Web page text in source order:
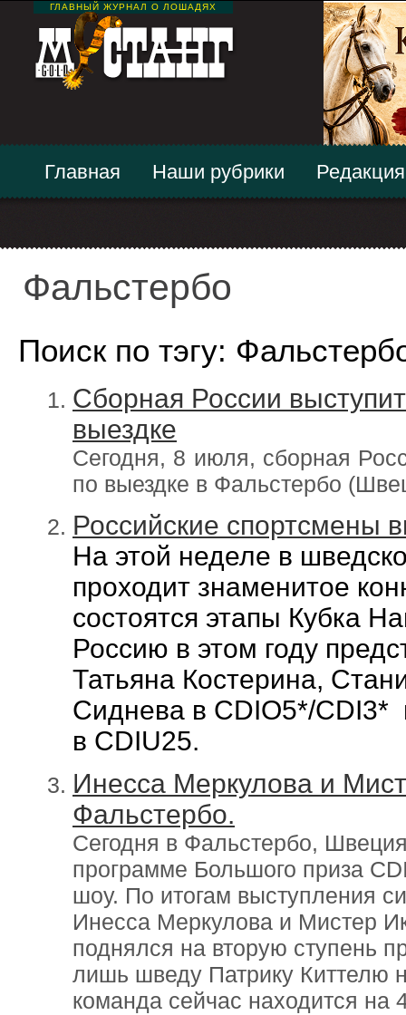
ГЛАВНЫЙ ЖУРНАЛ О ЛОШАДЯХ
Главная Наши рубрики Редакция
Фальстербо
Поиск по тэгу:
Сборная России
выездке
Сегодня, 8 июля, сборная
по выездке в Фальстербо
Российские спортсмены
На этой неделе в
проходит знаменитое
состоятся этапы Кубка
Россию в этом году
Татьяна Костерина,
Сиднева в CDIO5*/CDI3*
в CDIU25.
Инесса Меркулова и
Фальстербо.
Сегодня в Фальстербо,
программе Большого приза
шоу. По итогам выступления
Инесса Меркулова и Мистер
поднялся на вторую ступень
лишь шведу Патрику Киттелю
команда сейчас находится на